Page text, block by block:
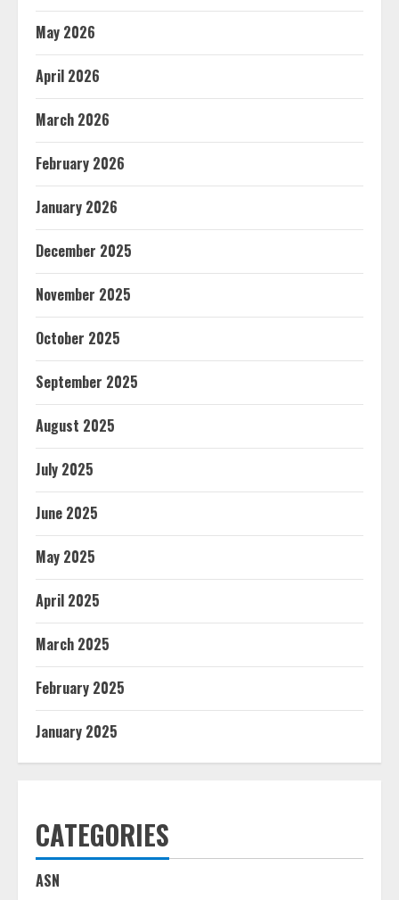
May 2026
April 2026
March 2026
February 2026
January 2026
December 2025
November 2025
October 2025
September 2025
August 2025
July 2025
June 2025
May 2025
April 2025
March 2025
February 2025
January 2025
CATEGORIES
ASN